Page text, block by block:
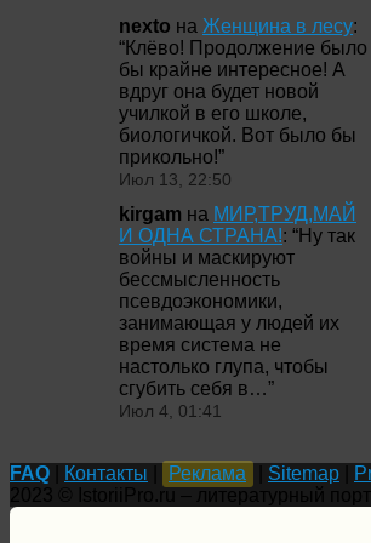
nexto на Женщина в лесу:
“Клёво! Продолжение было
бы крайне интересное! А
вдруг она будет новой
училкой в его школе,
биологичкой. Вот было бы
прикольно!”
Июл 13, 22:50
kirgam на МИР,ТРУД,МАЙ
И ОДНА СТРАНА!: “Ну так
войны и маскируют
бессмысленность
псевдоэкономики,
занимающая у людей их
время система не
настолько глупа, чтобы
сгубить себя в…”
Июл 4, 01:41
FAQ Контакты Реклама Sitemap